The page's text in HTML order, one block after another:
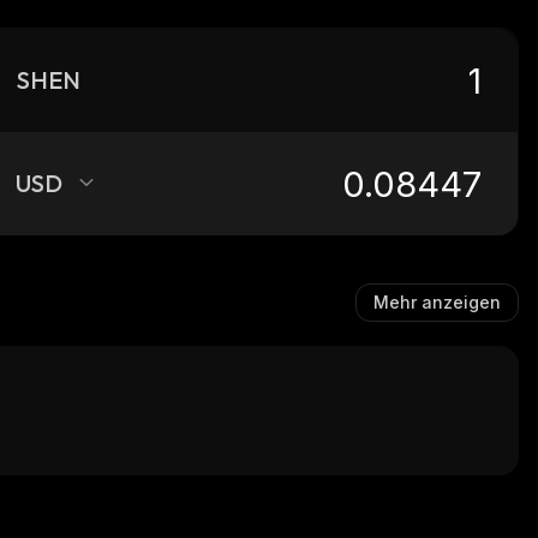
SHEN
USD
Mehr anzeigen